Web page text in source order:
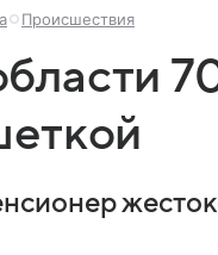
Происшествия